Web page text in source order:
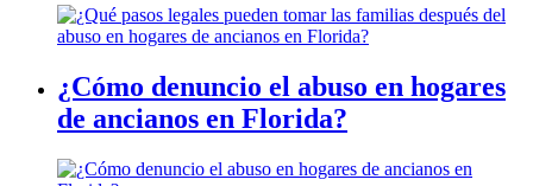
¿Cómo denuncio el abuso en hogares
de ancianos en Florida?